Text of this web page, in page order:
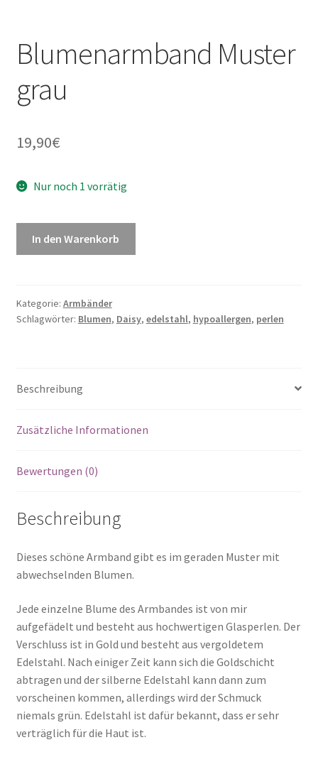
Blumenarmband Muster
grau
19,90€
Nur noch 1 vorrätig
In den Warenkorb
Kategorie: Armbänder
Schlagwörter: Blumen, Daisy, edelstahl, hypoallergen, perlen
Beschreibung
Zusätzliche Informationen
Bewertungen (0)
Beschreibung
Dieses schöne Armband gibt es im geraden Muster mit
abwechselnden Blumen.
Jede einzelne Blume des Armbandes ist von mir
aufgefädelt und besteht aus hochwertigen Glasperlen. Der
Verschluss ist in Gold und besteht aus vergoldetem
Edelstahl. Nach einiger Zeit kann sich die Goldschicht
abtragen und der silberne Edelstahl kann dann zum
vorscheinen kommen, allerdings wird der Schmuck
niemals grün. Edelstahl ist dafür bekannt, dass er sehr
verträglich für die Haut ist.